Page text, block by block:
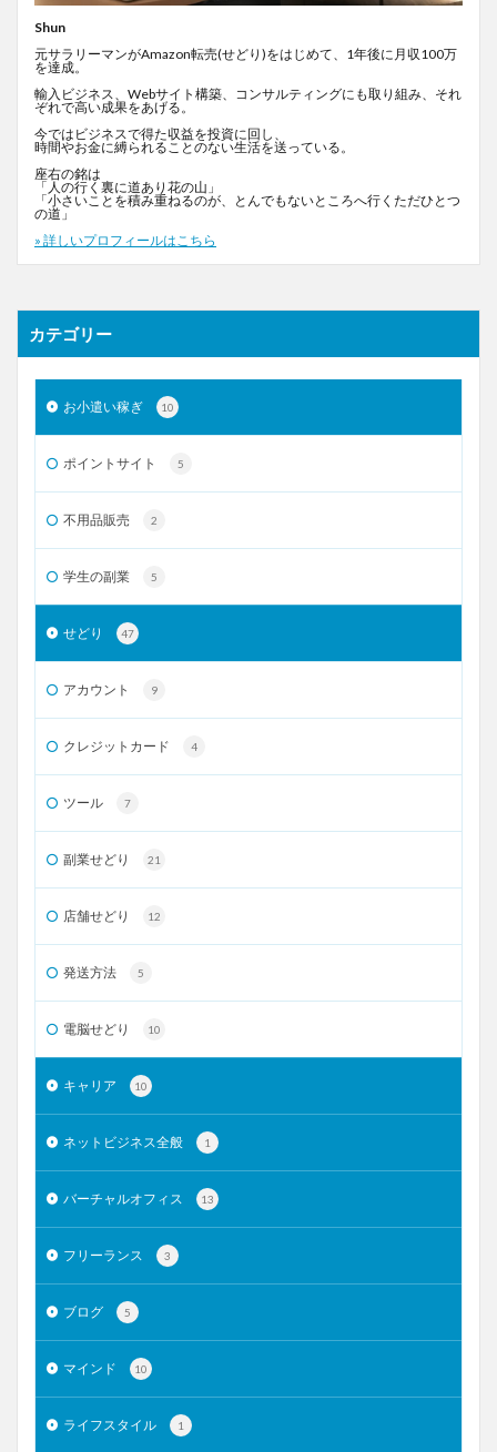
Shun
元サラリーマンがAmazon転売(せどり)をはじめて、1年後に月収100万
を達成。
輸入ビジネス、Webサイト構築、コンサルティングにも取り組み、それ
ぞれで高い成果をあげる。
今ではビジネスで得た収益を投資に回し、
時間やお金に縛られることのない生活を送っている。
座右の銘は
「人の行く裏に道あり花の山」
「小さいことを積み重ねるのが、とんでもないところへ行くただひとつ
の道」
» 詳しいプロフィールはこちら
カテゴリー
お小遣い稼ぎ 10
ポイントサイト 5
不用品販売 2
学生の副業 5
せどり 47
アカウント 9
クレジットカード 4
ツール 7
副業せどり 21
店舗せどり 12
発送方法 5
電脳せどり 10
キャリア 10
ネットビジネス全般 1
バーチャルオフィス 13
フリーランス 3
ブログ 5
マインド 10
ライフスタイル 1